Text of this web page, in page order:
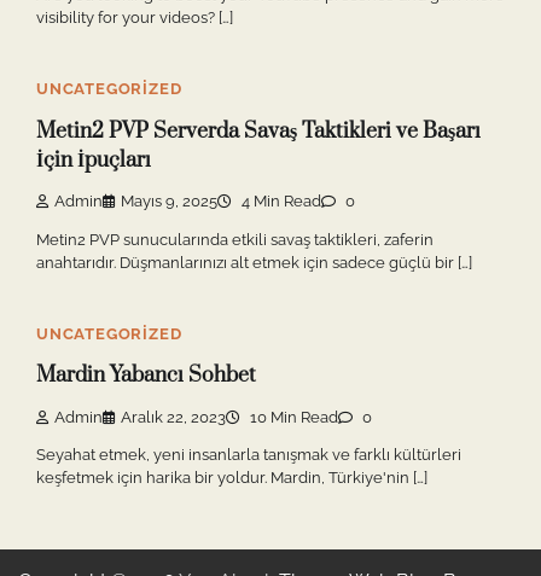
visibility for your videos? […]
UNCATEGORIZED
Metin2 PVP Serverda Savaş Taktikleri ve Başarı
İçin İpuçları
Admin Mayıs 9, 2025 4 Min Read 0
Metin2 PVP sunucularında etkili savaş taktikleri, zaferin
anahtarıdır. Düşmanlarınızı alt etmek için sadece güçlü bir […]
UNCATEGORIZED
Mardin Yabancı Sohbet
Admin Aralık 22, 2023 10 Min Read 0
Seyahat etmek, yeni insanlarla tanışmak ve farklı kültürleri
keşfetmek için harika bir yoldur. Mardin, Türkiye'nin […]